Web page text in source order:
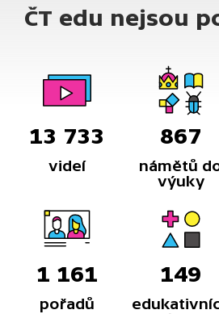
ČT edu nejsou
13 733
videí
867
námětů
výuky
1 161
pořadů
149